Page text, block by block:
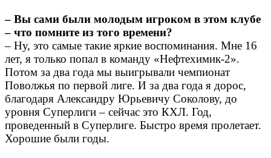
– Вы сами были молодым игроком в этом клубе
– что помните из того времени?
– Ну, это самые такие яркие воспоминания. Мне 16
лет, я только попал в команду «Нефтехимик-2».
Потом за два года мы выигрывали чемпионат
Поволжья по первой лиге. И за два года я дорос,
благодаря Александру Юрьевичу Соколову, до
уровня Суперлиги – сейчас это КХЛ. Год,
проведенный в Суперлиге. Быстро время пролетает.
Хорошие были годы.